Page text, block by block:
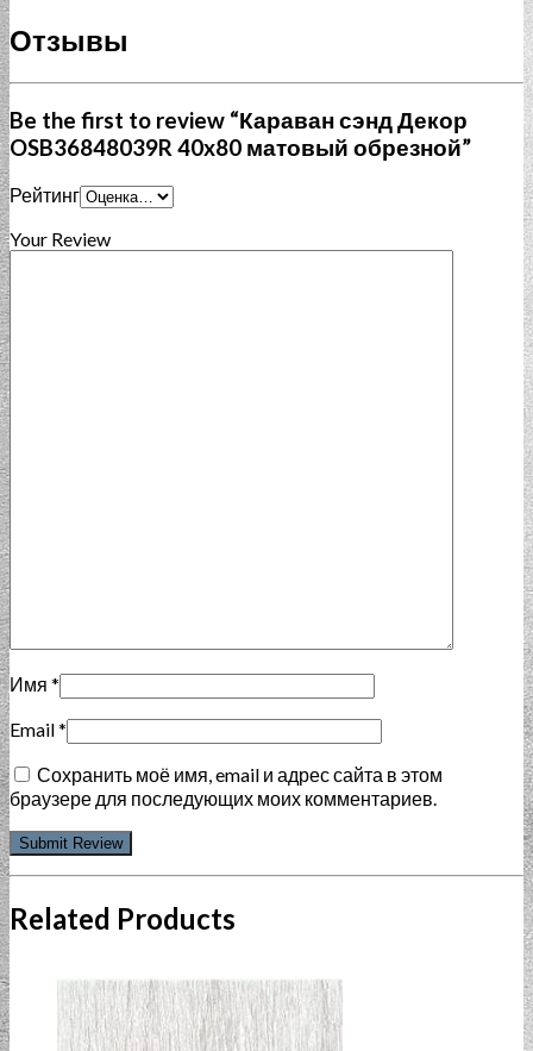
Отзывы
Be the first to review “Караван сэнд Декор
OSB36848039R 40x80 матовый обрезной”
Рейтинг
Your Review
Имя *
Email*
Сохранить моё имя, email и адрес сайта в этом
браузере для последующих моих комментариев.
Related Products